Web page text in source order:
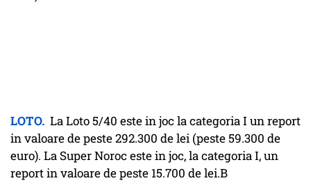
LOTO. La Loto 5/40 este in joc la categoria I un report
in valoare de peste 292.300 de lei (peste 59.300 de
euro). La Super Noroc este in joc, la categoria I, un
report in valoare de peste 15.700 de lei.B